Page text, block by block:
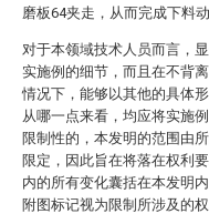
磨板64夹走，从而完成下料动
对于本领域技术人员而言，
实施例的细节，而且在不背
情况下，能够以其他的具体
从哪一点来看，均应将实施
限制性的，本发明的范围由
限定，因此旨在将落在权利
内的所有变化囊括在本发明
附图标记视为限制所涉及的权